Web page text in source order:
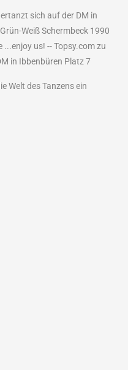
sich auf der DM in
Weiß Schermbeck 1990
...enjoy us! -- Topsy.comzu
in Ibbenbüren Platz 7
Welt des Tanzens ein